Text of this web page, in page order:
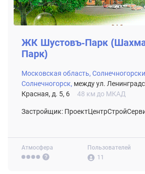
Атмосфера
Пользователей
11
ЖК Шустовъ-Парк
Парк)
Московская область,
Солнечногорск, между ул.
Красная, д. 5, 6
48 км до МКАД
Застройщик: